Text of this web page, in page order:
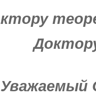
Уважаемый